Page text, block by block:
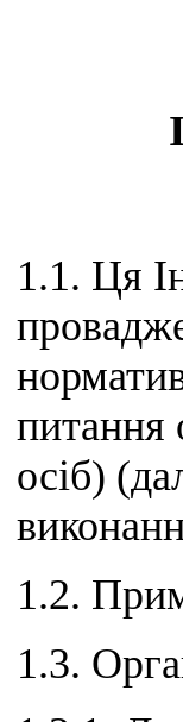
1.1. Ця
питання
осіб)
1.2.
1.3.